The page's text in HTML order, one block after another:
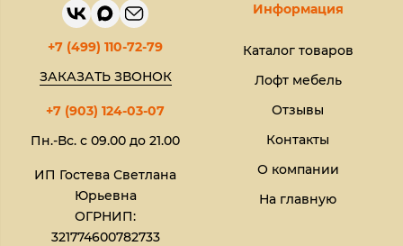
+7 (499) 110-72-79
ЗАКАЗАТЬ ЗВОНОК
+7 (903) 124-03-07
Пн.-Вс. с 09.00 до 21.00
ИП Гостева Светлана
Юрьевна​
ОГРНИП:
321774600782733
Информация
Каталог товаров
Лофт мебель
Отзывы
Контакты
О компании
На главную